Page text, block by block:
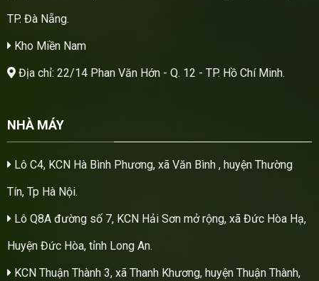
TP. Đà Nẵng.
Kho Miền Nam
Địa chỉ: 22/14 Phan Văn Hớn - Q. 12 - TP. Hồ Chí Minh.
NHÀ MÁY
Lô C4, KCN Hà Bình Phương, xã Văn Bình , huyện Thường
Tín, Tp Hà Nội.
Lô Q8A đường số 7, KCN Hải Sơn mở rộng, xã Đức Hòa Hạ,
Huyện Đức Hòa, tỉnh Long An.
KCN Thuận Thành 3, xã Thanh Khương, huyện Thuận Thành,